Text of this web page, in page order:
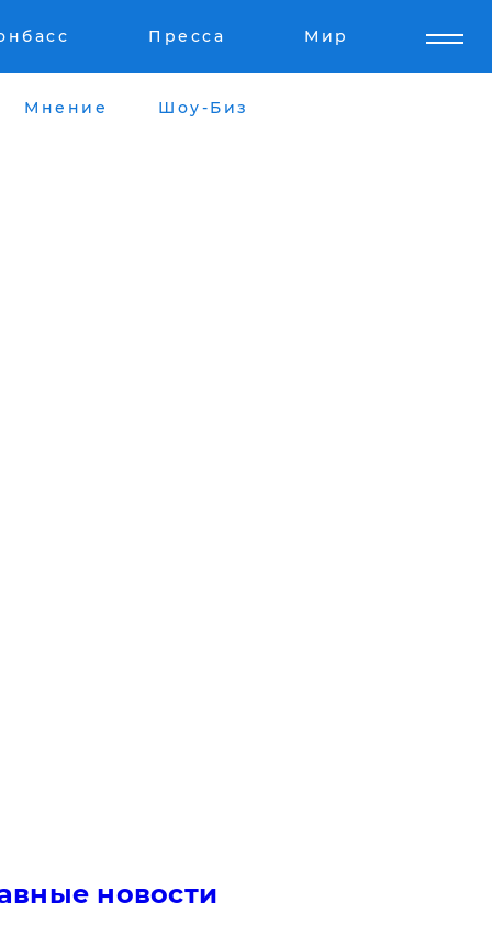
Пресса Мир
Мнение Шоу-Биз
новости